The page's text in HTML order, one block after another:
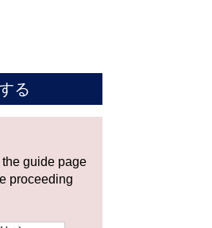
る
guide page
proceeding